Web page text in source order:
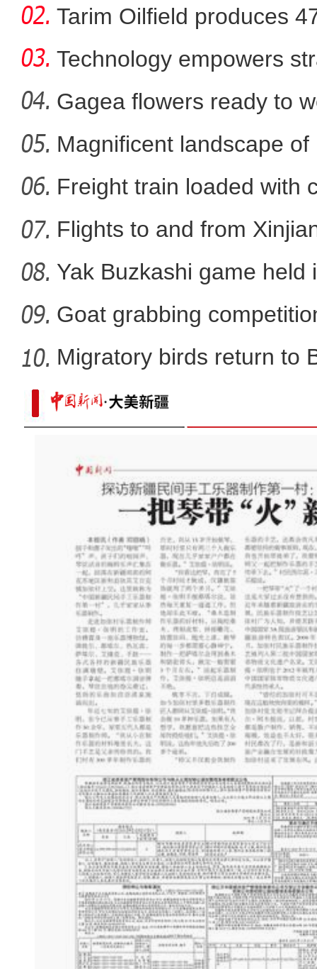
新疆兵团昆玉市：上千亩
新疆巴楚县：瓜果启用滴
Tarim Oilfield produces
Technology empowers
Xi
Gagea flowers ready to
Nal
Magnificent landscape
La
Freight train loaded with
Flights to and from
Yak Buzkashi game held
Goat grabbing
Migratory birds return to